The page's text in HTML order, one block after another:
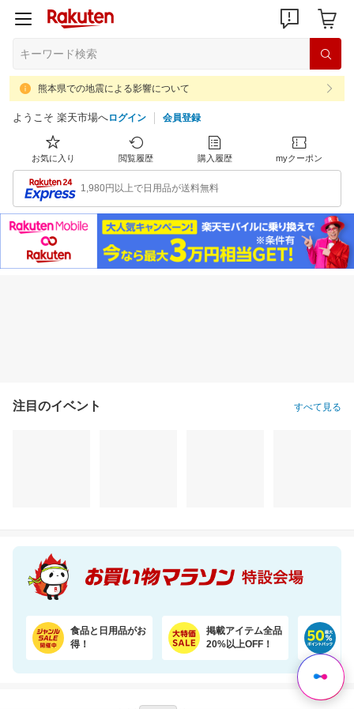
熊本県での地震による影響について
ようこそ 楽天市場へログイン 会員登録
お気に入り 閲覧履歴 購入履歴 myクーポン
1,980円以上で日用品が送料無料
注目のイベント すべて見る
食品と日用品がお
得！
掲載アイテム全品
20%以上OFF！